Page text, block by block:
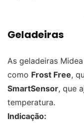
Geladeiras
As geladeiras
como Frost Free,
SmartSensor, que
temperatura.
Indicação: